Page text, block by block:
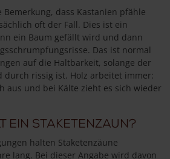
dass Kastanien pfähle
oft der Fall. Dies ist ein
ein Baum gefällt wird und dann
Das ist normal
auf die Haltbarkeit, solange der
durch rissig ist. Holz arbeitet immer:
aus und bei Kälte zieht es sich wieder
ein Staketenzaun?
halten Staketenzäune
lang. Bei dieser Angabe wird davon